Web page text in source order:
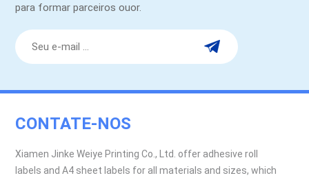
para formar parceiros ouor.
CONTATE-NOS
Xiamen Jinke Weiye Printing Co., Ltd. offer adhesive roll
labels and A4 sheet labels for all materials and sizes, which